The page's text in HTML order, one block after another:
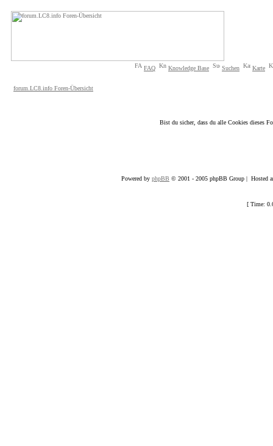
FAQ Knowledge Base Suchen Karte
forum.LC8.info Foren-Übersicht
Bist du sicher, dass du alle Cookies dieses
Powered by phpBB © 2001 - 2005 phpBB Group | Hosted
[ Time: